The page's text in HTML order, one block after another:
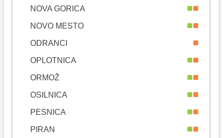
NOVA GORICA
NOVO MESTO
ODRANCI
OPLOTNICA
ORMOŽ
OSILNICA
PESNICA
PIRAN